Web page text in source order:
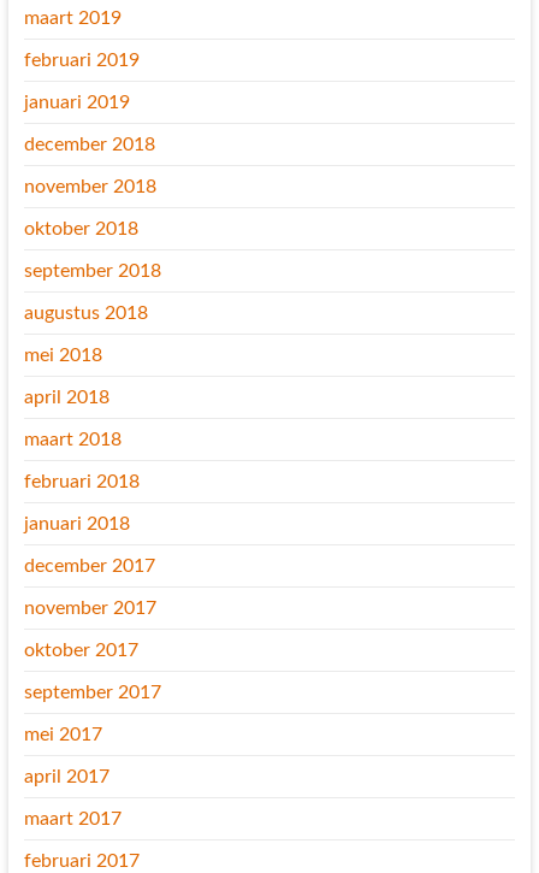
maart 2019
februari 2019
januari 2019
december 2018
november 2018
oktober 2018
september 2018
augustus 2018
mei 2018
april 2018
maart 2018
februari 2018
januari 2018
december 2017
november 2017
oktober 2017
september 2017
mei 2017
april 2017
maart 2017
februari 2017